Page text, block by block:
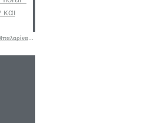
Λαμπάδα για κορίτσι "Γατούλα Μπαλαρίνα floral " με λαστιχάκι μαλλιών και όνομα